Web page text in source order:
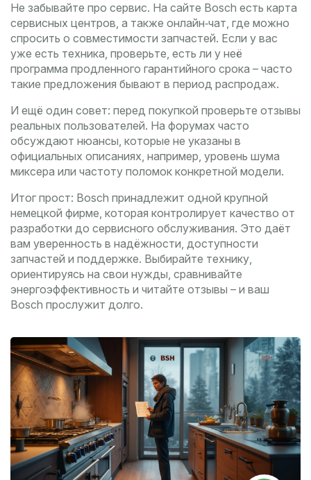
Не забывайте про сервис. На сайте Bosch есть карта
сервисных центров, а также онлайн‑чат, где можно
спросить о совместимости запчастей. Если у вас
уже есть техника, проверьте, есть ли у неё
программа продленного гарантийного срока – часто
такие предложения бывают в период распродаж.
И ещё один совет: перед покупкой проверьте отзывы
реальных пользователей. На форумах часто
обсуждают нюансы, которые не указаны в
официальных описаниях, например, уровень шума
миксера или частоту поломок конкретной модели.
Итог прост: Bosch принадлежит одной крупной
немецкой фирме, которая контролирует качество от
разработки до сервисного обслуживания. Это даёт
вам уверенность в надёжности, доступности
запчастей и поддержке. Выбирайте технику,
ориентируясь на свои нужды, сравнивайте
энергоэффективность и читайте отзывы – и ваш
Bosch прослужит долго.